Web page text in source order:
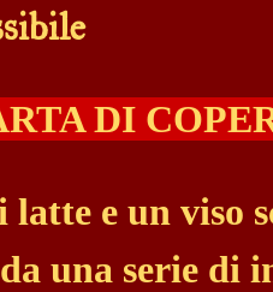
DI
latte e un viso
una serie di